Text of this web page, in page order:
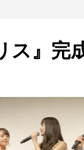
ス』完